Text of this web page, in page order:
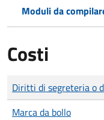
Moduli da
Costi
Tipo di pagamento
Importo
Diritti di segreteria o
Marca da bollo